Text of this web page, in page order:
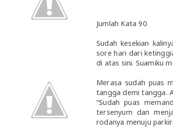
Jumlah Kata 90
Sudah kesekian
sore hari dari
di atas sini. Suamiku
Merasa sudah puas
tangga demi tangga.
“Sudah puas
tersenyum dan
rodanya menuju